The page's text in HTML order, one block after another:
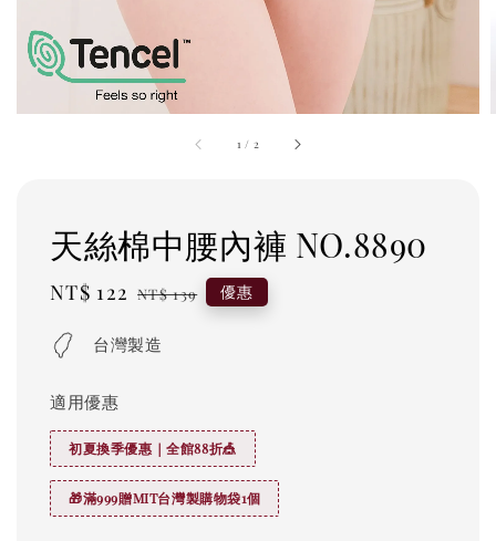
1 / 2
天絲棉中腰內褲 NO.8890
Sale
NT$ 122 Regular
NT$ 139 優惠
台灣製造
適用優惠
初夏換季優惠｜全館88折🎪
🎁滿999贈MIT台灣製購物袋1個